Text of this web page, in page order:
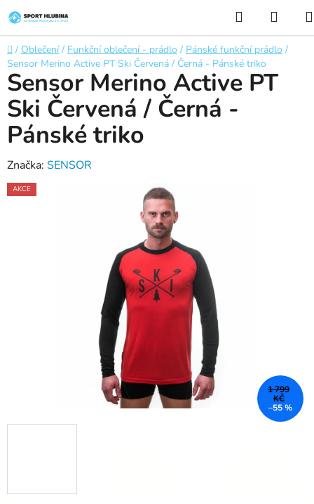
na
obsah
Hledat
Domů
/ Oblečení / Funkční oblečení - prádlo / Pánské funkční prádlo /
Sensor Merino Active PT Ski Červená / Černá - Pánské triko
Sensor Merino Active PT
Ski Červená / Černá -
Pánské triko
Značka: SENSOR
AKCE
1 799
KČ
–55 %